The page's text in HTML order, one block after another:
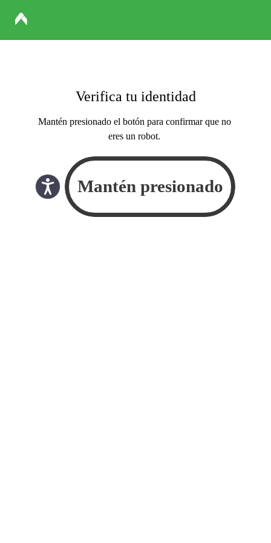
Verifica tu identidad
Mantén presionado el botón para confirmar que no
eres un robot.